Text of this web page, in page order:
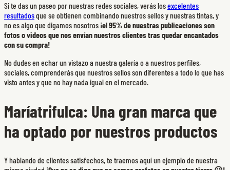
Si te das un paseo por nuestras redes sociales, verás losexcelentes
resultadosque se obtienen combinando nuestros sellos y nuestras tintas, y
no es algo que digamos nosotros ¡el 95% de nuestras publicaciones son
fotos o videos que nos envían nuestros clientes tras quedar encantados
con su compra!
No dudes en echar un vistazo a nuestra galería o a nuestros perfiles,
sociales, comprenderás que nuestros sellos son diferentes a todo lo que has
visto antes y que no hay nada igual en el mercado.
Maríatrifulca: Una gran marca que
ha optado por nuestros productos
Y hablando de clientes satisfechos, te traemos aquí un ejemplo de nuestra